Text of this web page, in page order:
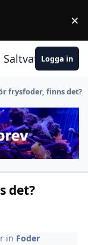
×
Logga in
frysfoder, finns det?
det?
in Foder